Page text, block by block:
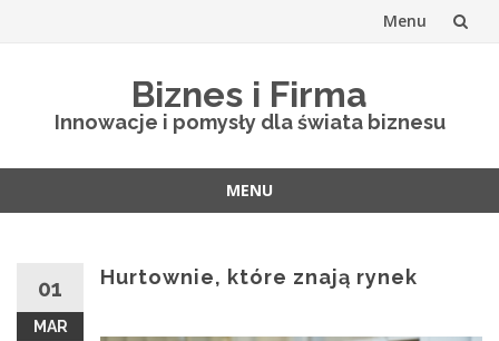
Menu
Biznes i Firma
Innowacje i pomysły dla świata biznesu
MENU
01
MAR
Hurtownie, które znają rynek